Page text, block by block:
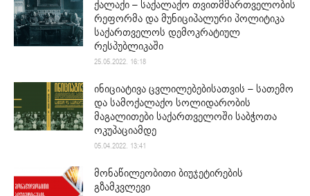
ქალაქი – საქალაქო თვითმმართველობის
რეფორმა და მუნიციპალური პოლიტიკა
საქართველოს დემოკრატიულ
რესპუბლიკაში
25.05.2022. 16:18
ინიციატივა ცვლილებებისათვის – სათემო
და სამოქალაქო სოლიდარობის
მაგალითები საქართველოში საბჭოთა
ოკუპაციამდე
05.04.2022. 13:41
მონაწილეობითი ბიუჯეტირების
გზამკვლევი